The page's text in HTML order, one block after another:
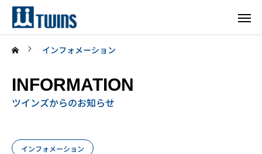
インフォメーション
INFORMATION
ツインズからのお知らせ
インフォメーション